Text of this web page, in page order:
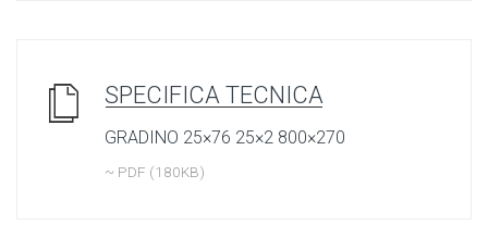
SPECIFICA TECNICA
GRADINO 25×76 25×2 800×270
~ PDF (180KB)